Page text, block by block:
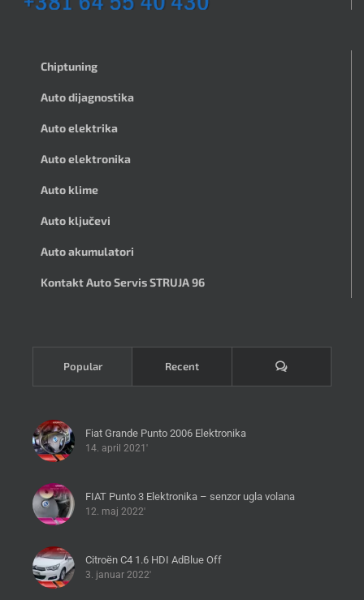
Chiptuning
Auto dijagnostika
Auto elektrika
Auto elektronika
Auto klime
Auto ključevi
Auto akumulatori
Kontakt Auto Servis STRUJA 96
Popular Recent Komentari
Fiat Grande Punto 2006 Elektronika
14. april 2021'
FIAT Punto 3 Elektronika – senzor ugla volana
12. maj 2022'
Citroën C4 1.6 HDI AdBlue Off
3. januar 2022'